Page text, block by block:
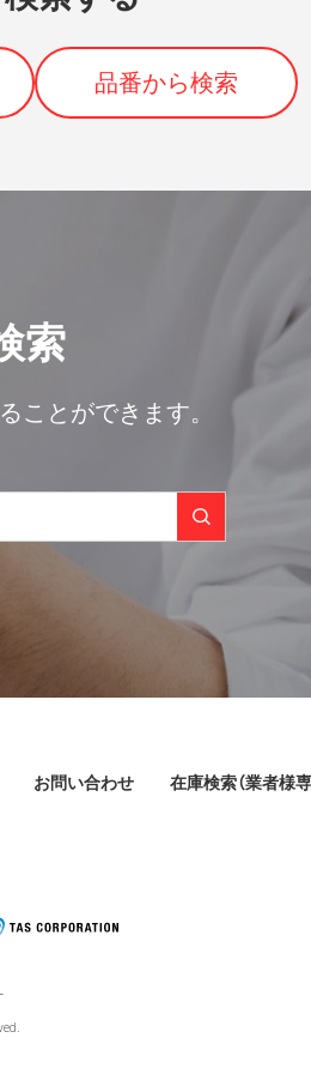
品番から検索
索
ことができます。
お問い合わせ 在庫検索（業者様専